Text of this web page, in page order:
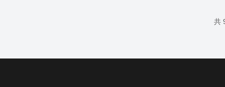
共